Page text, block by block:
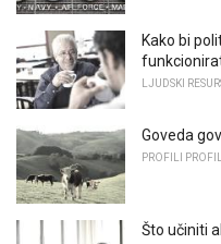
Kako bi
LJUDSKI
Goveda
PROFILI
Što učiniti